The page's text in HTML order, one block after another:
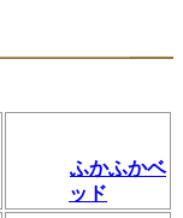
ふかふかベ
ッド